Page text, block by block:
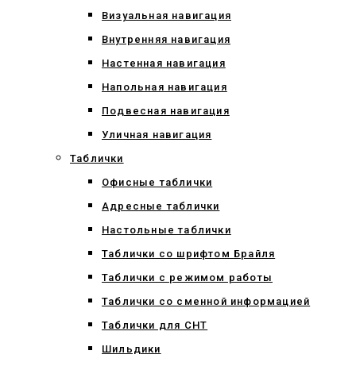
Визуальная навигация
Внутренняя навигация
Настенная навигация
Напольная навигация
Подвесная навигация
Уличная навигация
Таблички
Офисные таблички
Адресные таблички
Настольные таблички
Таблички со шрифтом Брайля
Таблички с режимом работы
Таблички со сменной информацией
Таблички для СНТ
Шильдики